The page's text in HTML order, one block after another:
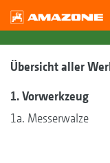
Übersicht aller
1. Vorwerkzeug
1a. Messerwalze